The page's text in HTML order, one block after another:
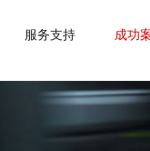
服务支持 成功